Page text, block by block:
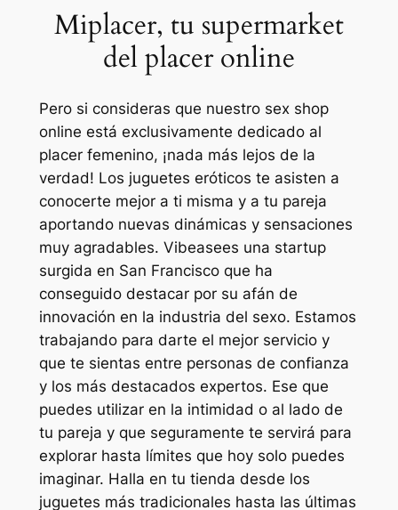
Miplacer, tu supermarket
del placer online
Pero si consideras que nuestro sex shop
online está exclusivamente dedicado al
placer femenino, ¡nada más lejos de la
verdad! Los juguetes eróticos te asisten a
conocerte mejor a ti misma y a tu pareja
aportando nuevas dinámicas y sensaciones
muy agradables. Vibeasees una startup
surgida en San Francisco que ha
conseguido destacar por su afán de
innovación en la industria del sexo. Estamos
trabajando para darte el mejor servicio y
que te sientas entre personas de confianza
y los más destacados expertos. Ese que
puedes utilizar en la intimidad o al lado de
tu pareja y que seguramente te servirá para
explorar hasta límites que hoy solo puedes
imaginar. Halla en tu tienda desde los
juguetes más tradicionales hasta las últimas